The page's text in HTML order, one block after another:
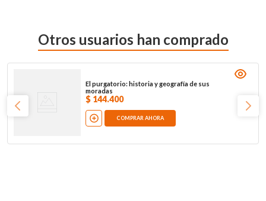
Otros usuarios han comprado
El purgatorio: historia y geografía de sus
moradas
$ 144.400
COMPRAR AHORA